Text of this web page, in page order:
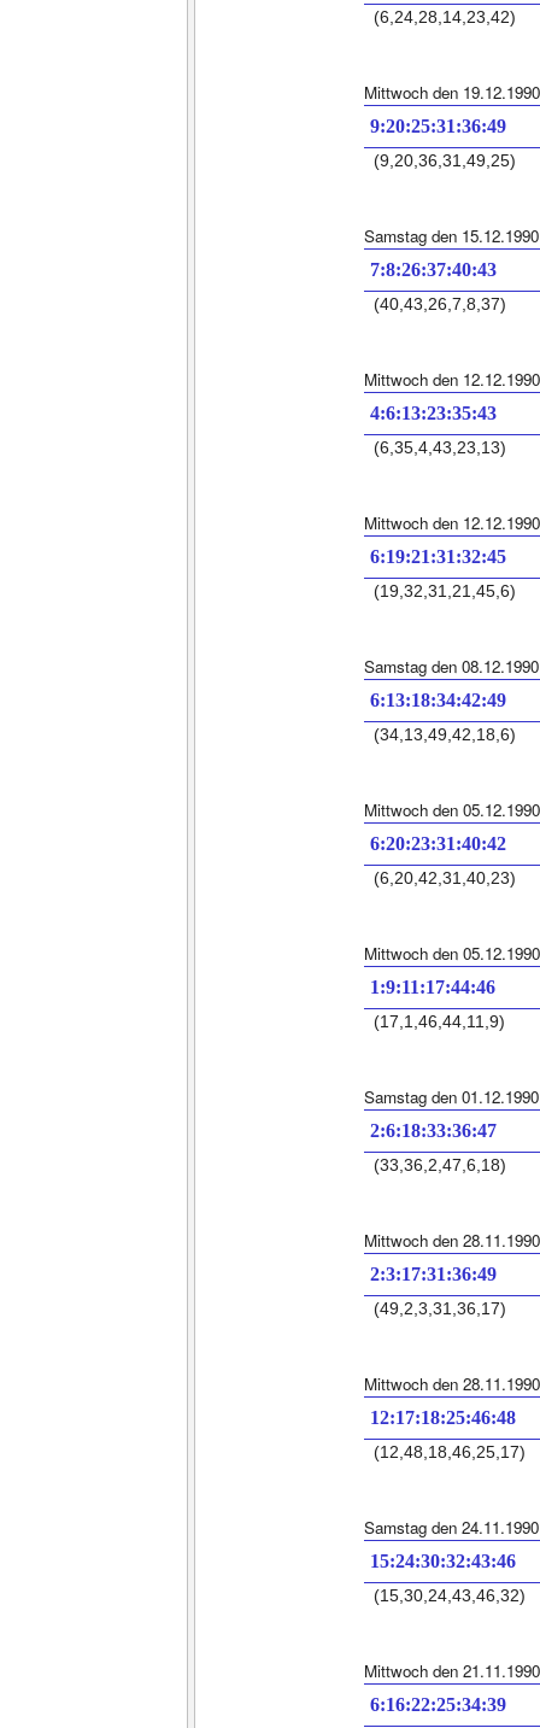
(6,24,28,14,23,42)
Mittwoch den 19.12.1990
9:20:25:31:36:49
(9,20,36,31,49,25)
Samstag den 15.12.1990
7:8:26:37:40:43
(40,43,26,7,8,37)
Mittwoch den 12.12.1990
4:6:13:23:35:43
(6,35,4,43,23,13)
Mittwoch den 12.12.1990
6:19:21:31:32:45
(19,32,31,21,45,6)
Samstag den 08.12.1990
6:13:18:34:42:49
(34,13,49,42,18,6)
Mittwoch den 05.12.1990
6:20:23:31:40:42
(6,20,42,31,40,23)
Mittwoch den 05.12.1990
1:9:11:17:44:46
(17,1,46,44,11,9)
Samstag den 01.12.1990
2:6:18:33:36:47
(33,36,2,47,6,18)
Mittwoch den 28.11.1990
2:3:17:31:36:49
(49,2,3,31,36,17)
Mittwoch den 28.11.1990
12:17:18:25:46:48
(12,48,18,46,25,17)
Samstag den 24.11.1990
15:24:30:32:43:46
(15,30,24,43,46,32)
Mittwoch den 21.11.1990
6:16:22:25:34:39